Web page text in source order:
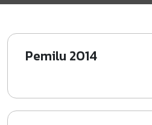
Pemilu 2014